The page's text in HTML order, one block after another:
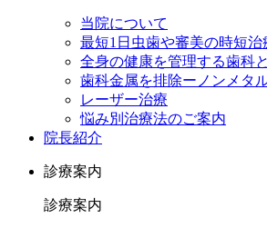
当院について
最短1日虫歯や審美の時短治
全身の健康を管理する歯科
歯科金属を排除ーノンメタ
レーザー治療
悩み別治療法のご案内
院長紹介
診療案内
診療案内